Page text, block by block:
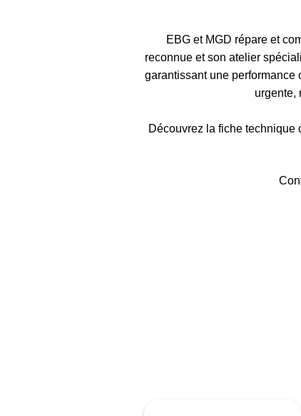
EBG et MGD répare et
reconnue et son atelier
garantissant une performance
urgente,
Découvrez la fiche technique